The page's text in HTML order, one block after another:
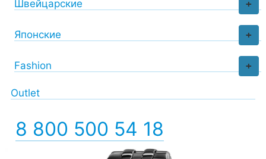
+
Швейцарские
+
Японские
+
Fashion
Outlet
8 800 500 54 18